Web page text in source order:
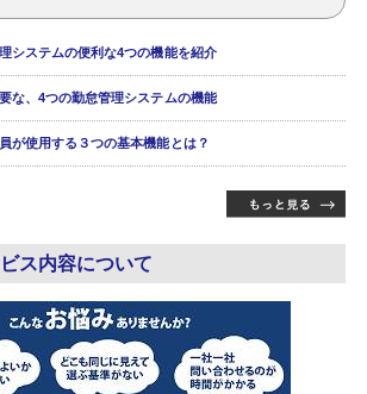
システムの便利な4つの機能を紹介
な、4つの勤怠管理システムの機能
が使用する３つの基本機能とは？
ス内容について